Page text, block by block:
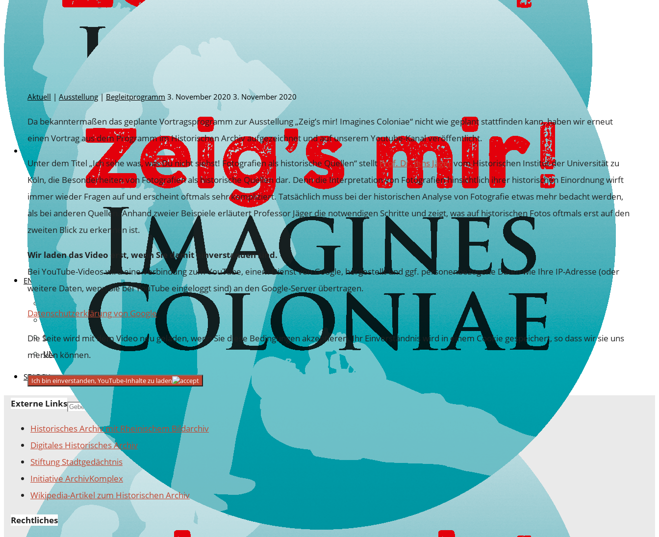
OSKAR DER FREUNDLICHE POLIZIST 2018/2019
EINFLUSSREICH 2018
MENSCH WALLRAF! 2017/2018
200 JAHRE WAHNER HEIDE 2017
HILLIGES KÖLN 2.0 – 2017
BESTANDSERHALTUNG UND RESTAURIERUNG
KONSERVATORISCHE MASSNAHMEN
YOUTUBE-KANAL DES HISTORISCHEN ARCHIVS ↗
DER VEREIN
ZIELE UND AUFGABEN
WAS WIR TUN
RESTAURIERUNG FÖRDERN
VEREINSSATZUNG
DER VORSTAND
PROTOKOLLE UND MITTEILUNGEN
ENGAGIEREN
KONTAKT
VEREINSMITGLIED WERDEN
SPENDEN FÜR DAS ARCHIV
UNSERE FÖRDERINNEN UND FÖRDERER
SEARCH
Search for:
Aktuell | Ausstellung | Begleitprogramm 3. November 2020 3. November 2020
Da bekanntermaßen das geplante Vortragsprogramm zur Ausstellung „Zeig’s mir! Imagines Coloniae“ nicht wie geplant stattfinden kann, haben wir erneut
einen Vortrag aus dem Programm im Historischen Archiv aufgezeichnet und auf unserem Youtube-Kanal veröffentlicht.
Unter dem Titel „Ich sehe was, was Du nicht siehst! Fotografien als historische Quellen“ stellt Prof. Dr. Jens Jägervom Historischen Institut der Universität zu
Köln, die Besonderheiten von Fotografien als historische Quellen dar. Denn die Interpretation von Fotografien hinsichtlich ihrer historischen Einordnung wirft
immer wieder Fragen auf und erscheint oftmals sehr kompliziert. Tatsächlich muss bei der historischen Analyse von Fotografie etwas mehr bedacht werden,
als bei anderen Quellen. Anhand zweier Beispiele erläutert Professor Jäger die notwendigen Schritte und zeigt, was auf historischen Fotos oftmals erst auf den
zweiten Blick zu erkennen ist.
Wir laden das Video erst, wenn Sie damit einverstanden sind.
Bei YouTube-Videos wird eine Verbindung zum YouTube, einem Dienst von Google, hergestellt und ggf. personenbezogene Daten wie Ihre IP-Adresse (oder
weitere Daten, wenn Sie bei YouTube eingeloggt sind) an den Google-Server übertragen.
Datenschutzerklärung von Google
Die Seite wird mit dem Video neu geladen, wenn Sie diese Bedingungen akzeptieren. Ihr Einverständnis wird in einem Cookie gespeichert, so dass wir sie uns
merken können.
Ich bin einverstanden, YouTube-Inhalte zu laden
Externe Links
Historisches Archiv mit Rheinischem Bildarchiv
Digitales Historisches Archiv
Stiftung Stadtgedächtnis
Initiative ArchivKomplex
Wikipedia-Artikel zum Historischen Archiv
Rechtliches